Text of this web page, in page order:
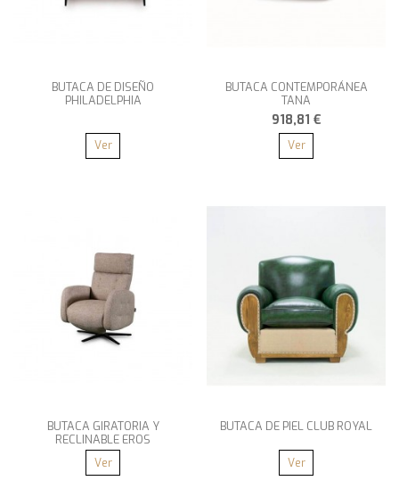
BUTACA DE DISEÑO
PHILADELPHIA
Ver
BUTACA CONTEMPORÁNEA
TANA
918,81 €
Ver
BUTACA GIRATORIA Y
RECLINABLE EROS
Ver
BUTACA DE PIEL CLUB ROYAL
Ver